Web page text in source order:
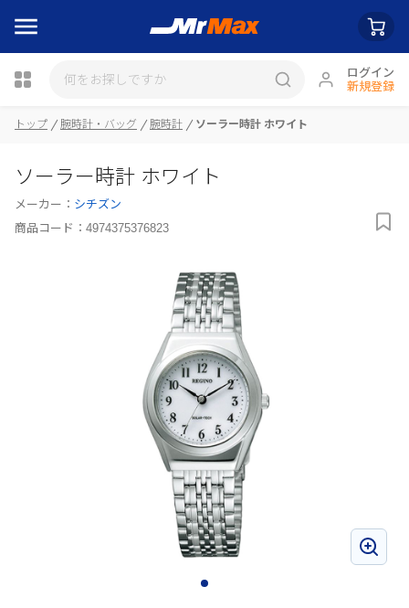
ログイン
新規登録
瓶詰
トップ 腕時計・バッグ 腕時計 ソーラー時計 ホワイト
ソーラー時計 ホワイト
メーカー： シチズン
商品コード： 4974375376823